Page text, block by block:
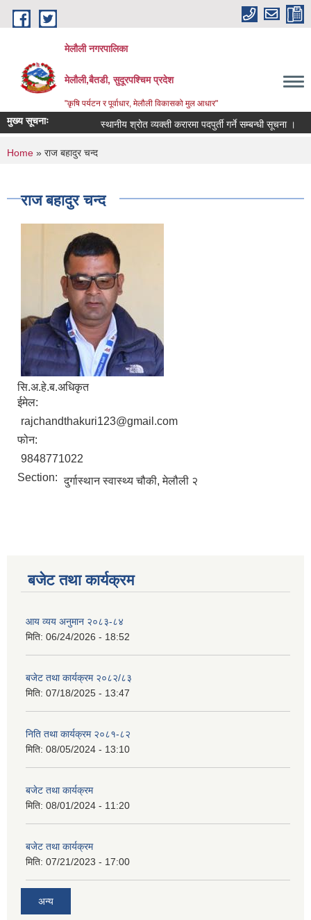
Skip to main content
मेलौली नगरपालिका
मेलौली,बैतडी, सुदूरपश्‍चिम प्रदेश
"कृषि पर्यटन र पूर्वाधार, मेलौली विकासको मुल आधार"
मुख्य सूचनाः स्थानीय श्रोत व्यक्ती करारमा पदपुर्ती गर्ने सम्बन्धी सूचना ।
You are here
Home » राज बहादुर चन्द
राज बहादुर चन्द
सि.अ.हे.ब.अधिकृत
ईमेल:
rajchandthakuri123@gmail.com
फोन:
9848771022
Section: दुर्गास्थान स्वास्थ्य चौकी, मेलौली २
बजेट तथा कार्यक्रम
आय व्यय अनुमान २०८३-८४
मिति: 06/24/2026 - 18:52
बजेट तथा कार्यक्रम २०८२/८३
मिति: 07/18/2025 - 13:47
निति तथा कार्यक्रम २०८१-८२
मिति: 08/05/2024 - 13:10
बजेट तथा कार्यक्रम
मिति: 08/01/2024 - 11:20
बजेट तथा कार्यक्रम
मिति: 07/21/2023 - 17:00
अन्य